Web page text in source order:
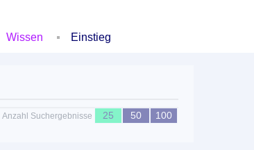
Wissen Einstieg
Anzahl Suchergebnisse 25 50 100